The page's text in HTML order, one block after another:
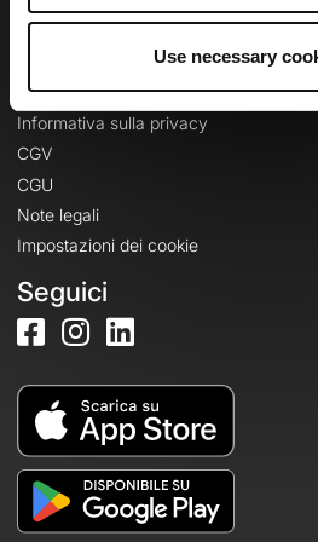
Use necessary
Accedi
Informazioni legali
Informativa sulla privacy
CGV
CGU
Note legali
Impostazioni dei cookie
Seguici